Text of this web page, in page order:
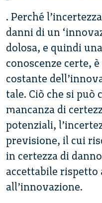
. Perché
danni di un
dolosa, e quindi
conoscenze certe,
costante
tale. Ciò che si può
mancanza di
potenziali,
previsione, il cui
in certezza di
accettabile
all’innovazione.